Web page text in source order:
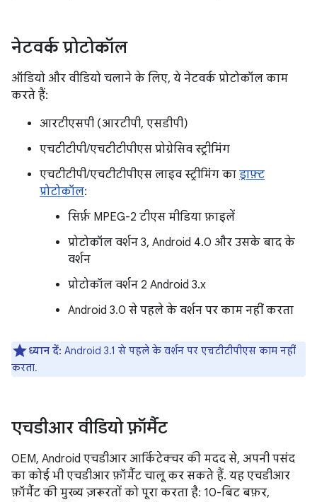
नेटवर्क प्रोटोकॉल
ऑडियो और वीडियो चलाने के लिए, ये नेटवर्क प्रोटोकॉल काम
करते हैं:
आरटीएसपी (आरटीपी, एसडीपी)
एचटीटीपी/एचटीटीपीएस प्रोग्रेसिव स्ट्रीमिंग
एचटीटीपी/एचटीटीपीएस लाइव स्ट्रीमिंग का ड्राफ़्ट
प्रोटोकॉल:
सिर्फ़ MPEG-2 टीएस मीडिया फ़ाइलें
प्रोटोकॉल वर्शन 3, Android 4.0 और उसके बाद के
वर्शन
प्रोटोकॉल वर्शन 2 Android 3.x
Android 3.0 से पहले के वर्शन पर काम नहीं करता
ध्यान दें: Android 3.1 से पहले के वर्शन पर एचटीटीपीएस काम नहीं
करता.
एचडीआर वीडियो फ़ॉर्मैट
OEM, Android एचडीआर आर्किटेक्चर की मदद से, अपनी पसंद
का कोई भी एचडीआर फ़ॉर्मैट चालू कर सकते हैं. यह एचडीआर
फ़ॉर्मैट की मुख्य ज़रूरतों को पूरा करता है: 10-बिट बफ़र,